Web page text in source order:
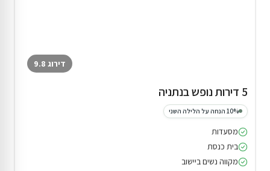
דירוג 9.8
5 דירות נופש בנתניה
10% הנחה על הלילה השני
מסעדות
בית כנסת
מקווה נשים ביישוב